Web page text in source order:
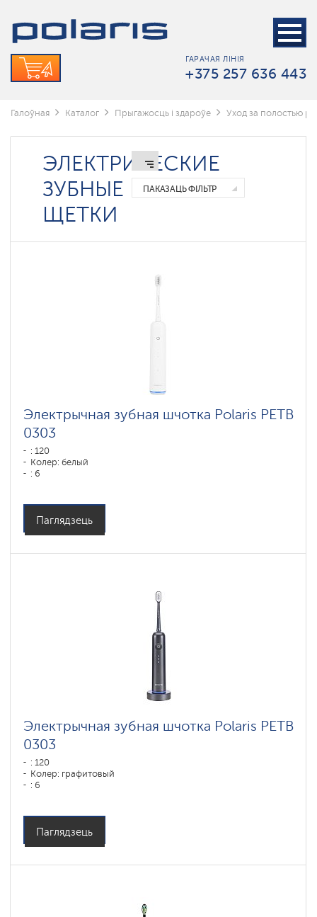
ГАРАЧАЯ ЛІНІЯ
+375 257 636 443
Галоўная Каталог Прыгажосць і здароўе Уход за полостью
ЭЛЕКТРИЧЕСКИЕ
ЗУБНЫЕ
ЩЕТКИ
ПАКАЗАЦЬ ФІЛЬТР
Электрычная зубная шчотка Polaris PETB
0303
: 120
Колер: белый
: 6
Паглядзець
Электрычная зубная шчотка Polaris PETB
0303
: 120
Колер: графитовый
: 6
Паглядзець
Электрические
щетки
Ирригаторы